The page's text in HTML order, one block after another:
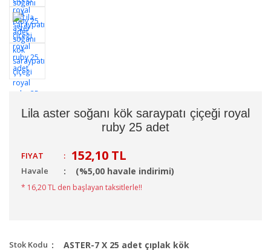
Lila aster soğanı kök saraypatı çiçeği royal
ruby 25 adet
FIYAT : 152,10 TL
Havale (%5,00 havale indirimi)
* 16,20 TL den başlayan taksitlerle!!
Stok Kodu ASTER-7 X 25 adet çıplak kök